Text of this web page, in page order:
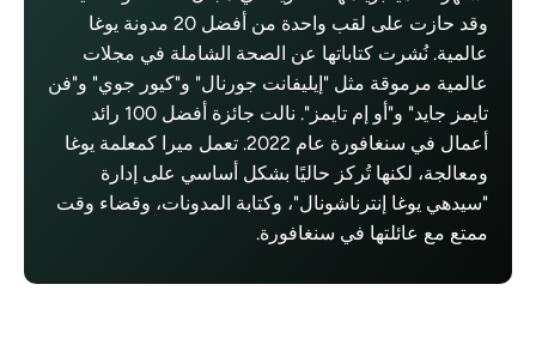
وقد حازت على لقب واحدة من أفضل 20 مدونة يوغا
عالمية. نُشرت كتاباتها عن الصحة الشاملة في مجلات
عالمية مرموقة مثل "إيليفانت جورنال" و"كيور جوي" و"فن
تايمز جايد" و"أو إم تايمز". نالت جائزة أفضل 100 رائد
أعمال في سنغافورة عام 2022. تعمل ميرا كمعلمة يوغا
ومعالجة، لكنها تُركز حاليًا بشكل أساسي على إدارة
"سيدهي يوغا إنترناشونال"، وكتابة المدونات، وقضاء وقت
ممتع مع عائلتها في سنغافورة.